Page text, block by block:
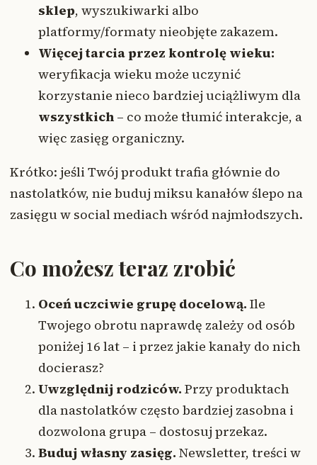
sklep, wyszukiwarki albo
platformy/formaty nieobjęte zakazem.
Więcej tarcia przez kontrolę wieku:
weryfikacja wieku może uczynić
korzystanie nieco bardziej uciążliwym dla
wszystkich – co może tłumić interakcje, a
więc zasięg organiczny.
Krótko: jeśli Twój produkt trafia głównie do
nastolatków, nie buduj miksu kanałów ślepo na
zasięgu w social mediach wśród najmłodszych.
Co możesz teraz zrobić
Oceń uczciwie grupę docelową. Ile
Twojego obrotu naprawdę zależy od osób
poniżej 16 lat – i przez jakie kanały do nich
docierasz?
Uwzględnij rodziców. Przy produktach
dla nastolatków często bardziej zasobna i
dozwolona grupa – dostosuj przekaz.
Buduj własny zasięg. Newsletter, treści w